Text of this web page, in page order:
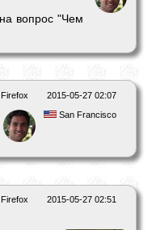
вопрос "Чем
2015-05-27 02:07
San Francisco
2015-05-27 02:51